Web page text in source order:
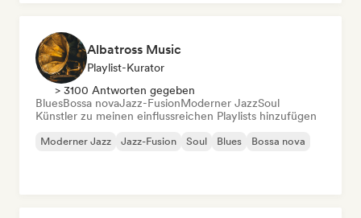
Albatross Music
Playlist-Kurator
> 3100 Antworten gegeben
BluesBossa novaJazz-FusionModerner JazzSoul
Künstler zu meinen einflussreichen Playlists hinzufügen
Moderner Jazz Jazz-Fusion Soul Blues Bossa nova